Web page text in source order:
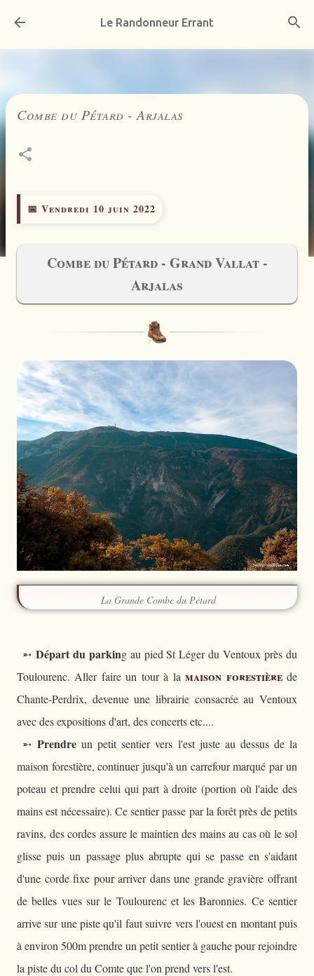
Accéder au contenu principal
Le Randonneur Errant
Combe du Pétard - Arjalas
📅 Vendredi 10 juin 2022
Combe du Pétard - Grand Vallat -
Arjalas
La Grande Combe du Pétard
➵ Départ du parking au pied St Léger du Ventoux près du
Toulourenc. Aller faire un tour à lamaison forestièrede
Chante-Perdrix, devenue une librairie consacrée au Ventoux
avec des expositions d'art, des concerts etc....
➵Prendre un petit sentier vers l'est juste au dessus de la
maison forestière, continuer jusqu'à un carrefour marqué par un
poteau et prendre celui qui part à droite (portion où l'aide des
mains est nécessaire). Ce sentier passe par la forêt près de petits
ravins, des cordes assure le maintien des mains au cas où le sol
glisse puis un passage plus abrupte qui se passe en s'aidant
d'une corde fixe pour arriver dans une grande gravière offrant
de belles vues sur le Toulourenc et les Baronnies. Ce sentier
arrive sur une piste qu'il faut suivre vers l'ouest en montant puis
à environ 500m prendre un petit sentier à gauche pour rejoindre
la piste du col du Comte que l'on prend vers l'est.